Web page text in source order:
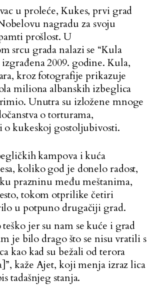
u proleće, Kukes, prvi grad
nagradu za svoju
prošlost. U
srcu grada nalazi se “Kula
2009. godine. Kula,
kroz fotografije prikazuje
miliona albanskih izbeglica
Unutra su izložene mnoge
o torturama,
kukeskoj gostoljubivosti.
kampova i kuća
koliko god je donelo radost,
prazninu među meštanima,
tokom otprilike četiri
u potpuno drugačiji grad.
jer su nam se kuće i grad
je bilo drago što se nisu vratili s
kao kad su bežali od terora
kaže Ajet, koji menja izraz lica
tadašnjeg stanja.